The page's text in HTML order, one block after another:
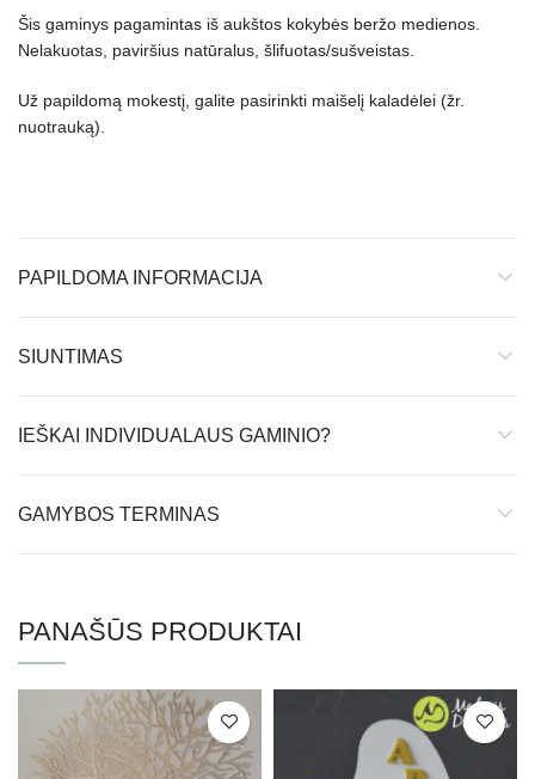
Šis gaminys pagamintas iš aukštos kokybės beržo medienos.
Nelakuotas, paviršius natūralus, šlifuotas/sušveistas.
Už papildomą mokestį, galite pasirinkti maišelį kaladėlei (žr.
nuotrauką).
PAPILDOMA INFORMACIJA
SIUNTIMAS
IEŠKAI INDIVIDUALAUS GAMINIO?
GAMYBOS TERMINAS
PANAŠŪS PRODUKTAI